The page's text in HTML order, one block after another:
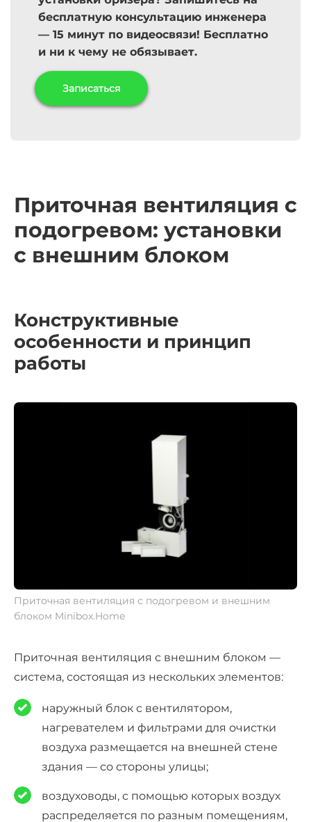
бесплатную консультацию инженера
— 15 минут по видеосвязи! Бесплатно
и ни к чему не обязывает.
Записаться
Приточная вентиляция с
подогревом: установки
с внешним блоком
Конструктивные
особенности и принцип
работы
Приточная вентиляция с подогревом и внешним
блоком Minibox.Home
Приточная вентиляция с внешним блоком —
система, состоящая из нескольких элементов:
наружный блок с вентилятором,
нагревателем и фильтрами для очистки
воздуха размещается на внешней стене
здания — со стороны улицы;
воздуховоды, с помощью которых воздух
распределяется по разным помещениям,